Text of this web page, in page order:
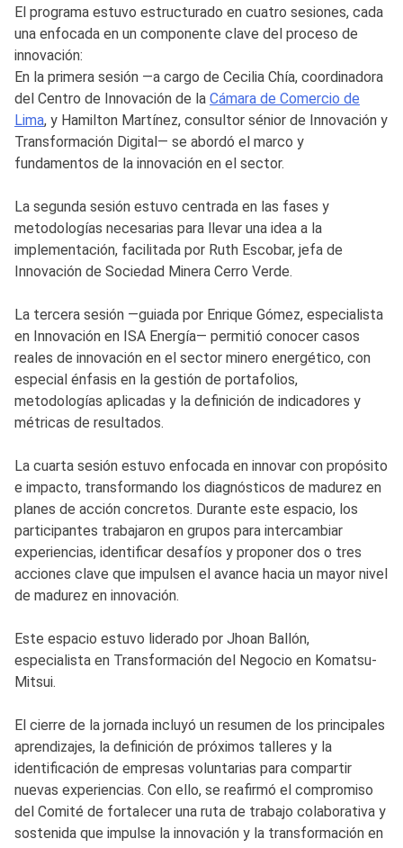
El programa estuvo estructurado en cuatro sesiones, cada
una enfocada en un componente clave del proceso de
innovación:
En la primera sesión —a cargo de Cecilia Chía, coordinadora
del Centro de Innovación de la Cámara de Comercio de
Lima, y Hamilton Martínez, consultor sénior de Innovación y
Transformación Digital— se abordó el marco y
fundamentos de la innovación en el sector.
La segunda sesión estuvo centrada en las fases y
metodologías necesarias para llevar una idea a la
implementación, facilitada por Ruth Escobar, jefa de
Innovación de Sociedad Minera Cerro Verde.
La tercera sesión —guiada por Enrique Gómez, especialista
en Innovación en ISA Energía— permitió conocer casos
reales de innovación en el sector minero energético, con
especial énfasis en la gestión de portafolios,
metodologías aplicadas y la definición de indicadores y
métricas de resultados.
La cuarta sesión estuvo enfocada en innovar con propósito
e impacto, transformando los diagnósticos de madurez en
planes de acción concretos. Durante este espacio, los
participantes trabajaron en grupos para intercambiar
experiencias, identificar desafíos y proponer dos o tres
acciones clave que impulsen el avance hacia un mayor nivel
de madurez en innovación.
Este espacio estuvo liderado por Jhoan Ballón,
especialista en Transformación del Negocio en Komatsu-
Mitsui.
El cierre de la jornada incluyó un resumen de los principales
aprendizajes, la definición de próximos talleres y la
identificación de empresas voluntarias para compartir
nuevas experiencias. Con ello, se reafirmó el compromiso
del Comité de fortalecer una ruta de trabajo colaborativa y
sostenida que impulse la innovación y la transformación en